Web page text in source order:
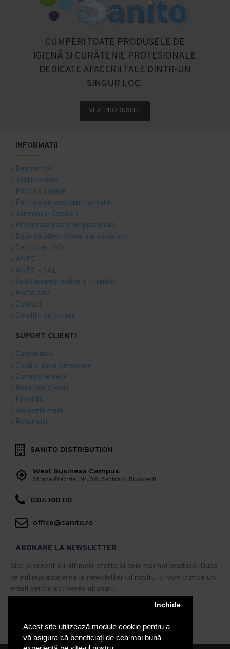
Acest site utilizează module cookie pentru a
vă asigura că beneficiați de cea mai bună
Inchide
CUMPERI TOATE PRODUSELE DE
IGIENĂ SI CURĂTENIE PROFESIONALE
DEDICATE AFACERII TALE DINTR-UN
SINGUR LOC.
VEZI PRODUSELE
INFORMATII
Despre noi
Testimoniale
Politica cookie
Politica de confidentialitate
Termeni si Conditii
Prelucrarea datelor personale
Date de identificare ale societatii
Certificari ISO
ANPC
ANPC - SAL
Solutionarea online a litigiilor
Harta Site
Contact
Conditii de livrare
SUPORT CLIENTI
Contul meu
Control date personale
Comenzile mele
Beneficii clienti
Favorite
Adresele mele
Returnari
SANITO DISTRIBUTION
West Business Campus
Strada Preciziei, Nr, 3W, Sector 6, Bucuresti
0314 100 110
office@sanito.ro
ABONARE LA NEWSLETTER
Stai la curent cu ultimele oferte si cele mai noi produse. Dupa
ce initiezi abonarea la newsletter-ul nostru iti vom trimite un
email pentru activarea abonarii.
Abonare
Am citit şi sunt de acord cu Politica de Confidentialitate